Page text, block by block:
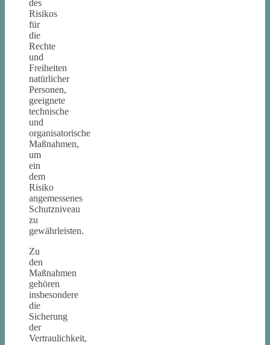
des
Risikos
für
die
Rechte
und
Freiheiten
natürlicher
Personen,
geeignete
technische
und
organisatorische
Maßnahmen,
um
ein
dem
Risiko
angemessenes
Schutzniveau
zu
gewährleisten.
Zu
den
Maßnahmen
gehören
insbesondere
die
Sicherung
der
Vertraulichkeit,